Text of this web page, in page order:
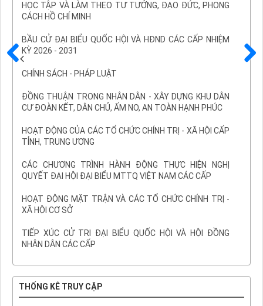
HỌC TẬP VÀ LÀM THEO TƯ TƯỞNG, ĐẠO ĐỨC, PHONG
CÁCH HỒ CHÍ MINH
BẦU CỬ ĐẠI BIỂU QUỐC HỘI VÀ HĐND CÁC CẤP NHIỆM
KỲ 2026 - 2031
CHÍNH SÁCH - PHÁP LUẬT
ĐỒNG THUẬN TRONG NHÂN DÂN - XÂY DỰNG KHU DÂN
CƯ ĐOÀN KẾT, DÂN CHỦ, ẤM NO, AN TOÀN HẠNH PHÚC
HOẠT ĐỘNG CỦA CÁC TỔ CHỨC CHÍNH TRỊ - XÃ HỘI CẤP
TỈNH, TRUNG ƯƠNG
CÁC CHƯƠNG TRÌNH HÀNH ĐỘNG THỰC HIỆN NGHỊ
QUYẾT ĐẠI HỘI ĐẠI BIỂU MTTQ VIỆT NAM CÁC CẤP
HOẠT ĐỘNG MẶT TRẬN VÀ CÁC TỔ CHỨC CHÍNH TRỊ -
XÃ HỘI CƠ SỞ
TIẾP XÚC CỬ TRI ĐẠI BIỂU QUỐC HỘI VÀ HỘI ĐỒNG
NHÂN DÂN CÁC CẤP
THỐNG KÊ TRUY CẬP
Trước